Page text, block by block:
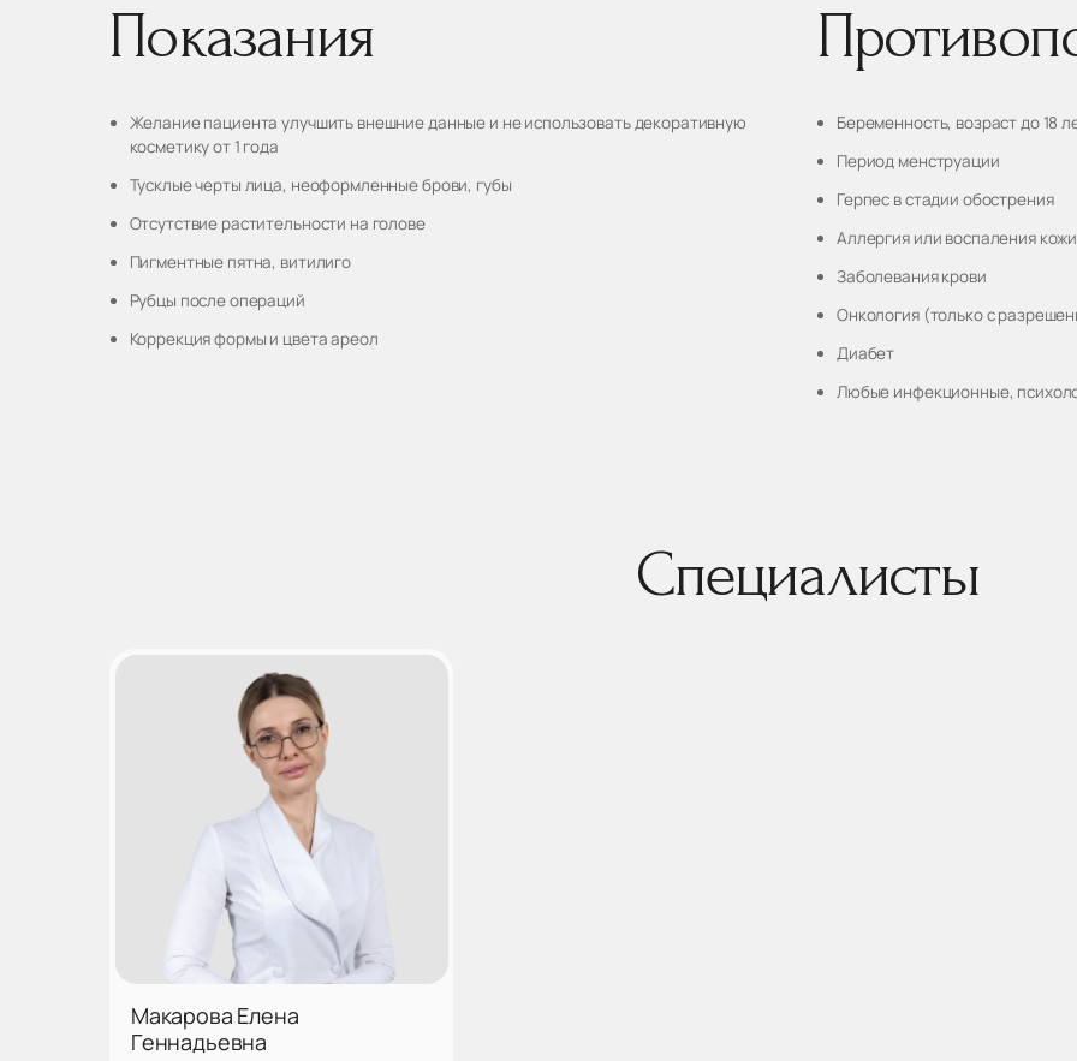
Показания
Желание пациента улучшить внешние данные и не использовать декоративную
косметику от 1 года
Тусклые черты лица, неоформленные брови, губы
Отсутствие растительности на голове
Пигментные пятна, витилиго
Рубцы после операций
Коррекция формы и цвета ареол
Беременность, возраст до 18
Период менструации
Герпес в стадии обострения
Аллергия или воспаления
Заболевания крови
Онкология (только с
Диабет
Любые инфекционные,
Специалисты
Макарова Елена
Геннадьевна